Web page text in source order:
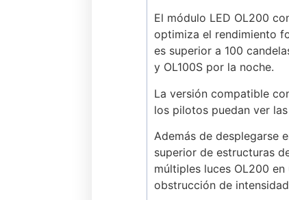
El módulo LED OL200
optimiza el rendimiento
es superior a 100
y OL100S por la noche.
La versión compatible
los pilotos puedan ver
Además de desplegarse
superior de estructuras
múltiples luces OL200
obstrucción de